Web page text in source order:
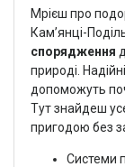
Мрієш про
Кам’янці-
спорядження
природі.
допоможуть
Тут знайдеш
пригодою без
Системи